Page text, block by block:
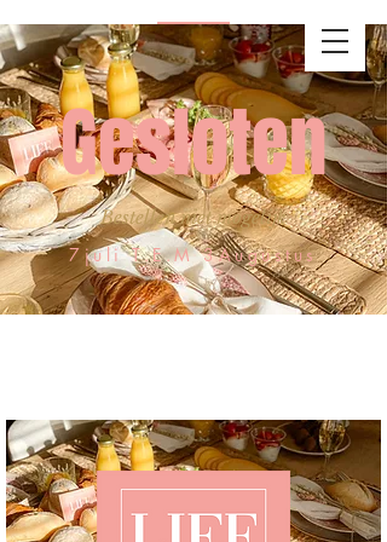
Gesloten
Bestellen niet mogelijk
7juli T.E.M 3Augustus